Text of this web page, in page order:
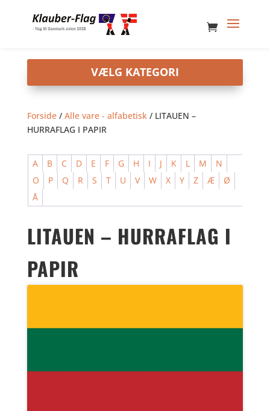
Forside/ Alle vare - alfabetisk/ LITAUEN –
HURRAFLAG I PAPIR
A B C D E F G H I J K L M
N
O
P Q R S T U V W X Y Z Æ
Ø
Å
LITAUEN – HURRAFLAG I
PAPIR